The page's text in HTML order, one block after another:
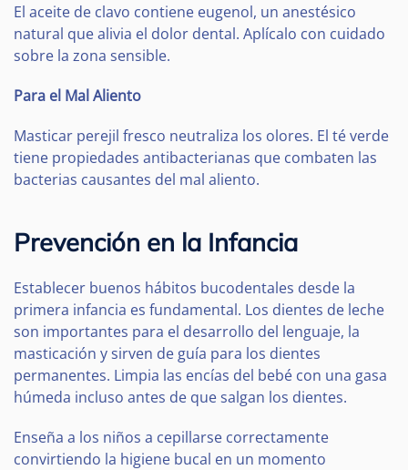
El aceite de clavo contiene eugenol, un anestésico
natural que alivia el dolor dental. Aplícalo con cuidado
sobre la zona sensible.
Para el Mal Aliento
Masticar perejil fresco neutraliza los olores. El té verde
tiene propiedades antibacterianas que combaten las
bacterias causantes del mal aliento.
Prevención en la Infancia
Establecer buenos hábitos bucodentales desde la
primera infancia es fundamental. Los dientes de leche
son importantes para el desarrollo del lenguaje, la
masticación y sirven de guía para los dientes
permanentes. Limpia las encías del bebé con una gasa
húmeda incluso antes de que salgan los dientes.
Enseña a los niños a cepillarse correctamente
convirtiendo la higiene bucal en un momento